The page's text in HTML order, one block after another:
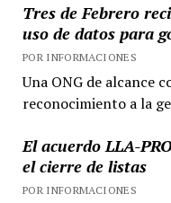
Tres de Febrero
uso de datos para
POR INFORMACIONES
Una ONG de alcance
reconocimiento a la
El acuerdo LLA-
el cierre de listas
POR INFORMACIONES